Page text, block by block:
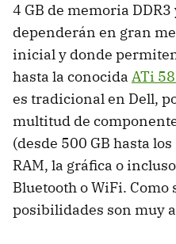
4 GB de memoria DDR3
dependerán en gran
inicial y donde
hasta la conocida ATi
es tradicional en Dell,
multitud de
(desde 500 GB hasta
RAM, la gráfica o
Bluetooth o WiFi. Como
posibilidades son muy